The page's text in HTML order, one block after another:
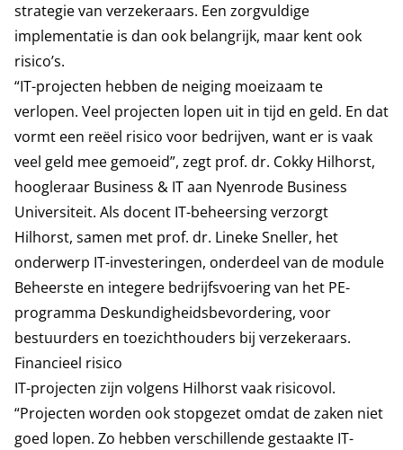
strategie van verzekeraars. Een zorgvuldige
implementatie is dan ook belangrijk, maar kent ook
risico’s.
“IT-projecten hebben de neiging moeizaam te
verlopen. Veel projecten lopen uit in tijd en geld. En dat
vormt een reëel risico voor bedrijven, want er is vaak
veel geld mee gemoeid”, zegt prof. dr. Cokky Hilhorst,
hoogleraar Business & IT aan Nyenrode Business
Universiteit. Als docent IT-beheersing verzorgt
Hilhorst, samen met prof. dr. Lineke Sneller, het
onderwerp IT-investeringen, onderdeel van de module
Beheerste en integere bedrijfsvoering van het PE-
programma Deskundigheidsbevordering, voor
bestuurders en toezichthouders bij verzekeraars.
Financieel risico
IT-projecten zijn volgens Hilhorst vaak risicovol.
“Projecten worden ook stopgezet omdat de zaken niet
goed lopen. Zo hebben verschillende gestaakte IT-